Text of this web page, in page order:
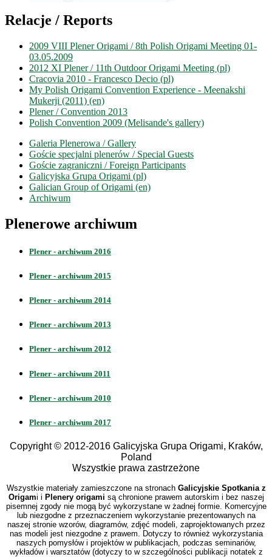
Relacje / Reports
2009 VIII Plener Origami / 8th Polish Origami Meeting 01-
03.05.2009
2012 XI Plener / 11th Outdoor Origami Meeting (pl)
Cracovia 2010 - Francesco Decio (pl)
My Polish Origami Convention Experience - Meenakshi
Mukerji (2011) (en)
Plener / Convention 2013
Polish Convention 2009 (Melisande's gallery)
Galeria Plenerowa / Gallery
Goście specjalni plenerów / Special Guests
Goście zagraniczni / Foreign Participants
Galicyjska Grupa Origami (pl)
Galician Group of Origami (en)
Archiwum
Plenerowe archiwum
Plener - archiwum 2016
Plener - archiwum 2015
Plener - archiwum 2014
Plener - archiwum 2013
Plener - archiwum 2012
Plener - archiwum 2011
Plener - archiwum 2010
Plener - archiwum 2017
Copyright © 2012-2016 Galicyjska Grupa Origami, Kraków,
Poland
Wszystkie prawa zastrzeżone
Wszystkie materiały zamieszczone na stronach Galicyjskie Spotkania z
Origami i Plenery origami są chronione prawem autorskim i bez naszej
pisemnej zgody nie mogą być wykorzystane w żadnej formie. Komercyjne
lub niezgodne z przeznaczeniem wykorzystanie prezentowanych na
naszej stronie wzorów, diagramów, zdjęć modeli, zaprojektowanych przez
nas modeli jest niezgodne z prawem. Dotyczy to również wykorzystania
naszych pomysłów i projektów w publikacjach, podczas seminariów,
wykładów i warsztatów (dotyczy to w szczególności publikacji notatek z